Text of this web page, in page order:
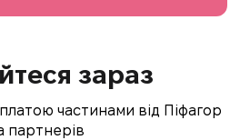
зараз
частинами від Піфагор
партнерів